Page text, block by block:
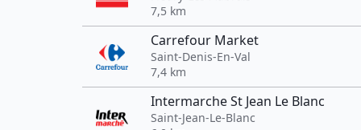
7,5 km
Carrefour Market
Saint-Denis-En-Val
7,4 km
Intermarche St Jean Le Blanc
Saint-Jean-Le-Blanc